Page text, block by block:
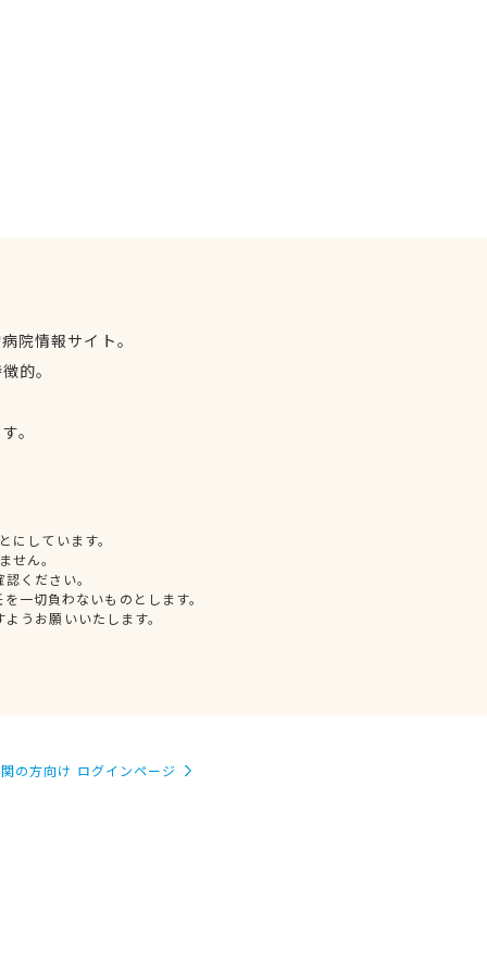
院情報サイト。
的。
。
しています。
せん。
ください。
一切負わないものとします。
うお願いいたします。
の方向け ログインページ